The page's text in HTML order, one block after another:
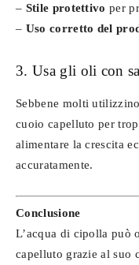
– Stile protettivo per
– Uso corretto del
3. Usa gli oli con
Sebbene molti
cuoio capelluto per
alimentare la crescita
accuratamente.
Conclusione
L’acqua di cipolla
capelluto grazie al suo